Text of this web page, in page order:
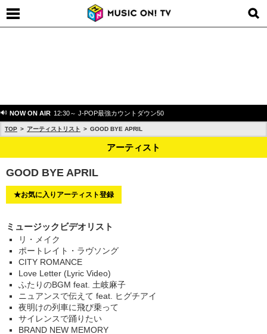
NOW ON AIR 12:30～ J-POP最強カウントダウン50
TOP アーティストリスト GOOD BYE APRIL
アーティスト
GOOD BYE APRIL
★お気に入りアーティスト登録
ミュージックビデオリスト
リ・メイク
ポートレイト・ラヴソング
CITY ROMANCE
Love Letter (Lyric Video)
ふたりのBGM feat. 土岐麻子
ニュアンスで伝えて feat. ヒグチアイ
夜明けの列車に飛び乗って
サイレンスで踊りたい
BRAND NEW MEMORY